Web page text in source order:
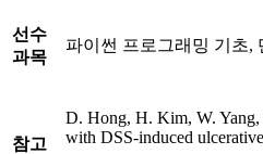
선수
과목
파이썬 프로그래밍 기초,
참고
D. Hong, H. Kim, W. Yang,
with DSS-induced